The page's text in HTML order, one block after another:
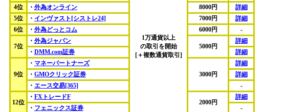
1万通貨以上
の取引を開始
[＋複数通貨取引]
4位
・ 外為オンライン 8000円
詳細
5位
・ インヴァスト[シストレ24] 7000円
詳細
6位
・ 外為どっとコム 6000円 -
7位
・ 外為ジャパン
5000円
詳細
・ DMM.com証券 詳細
9位
・ マネーパートナーズ
3000円
詳細
・ GMOクリック証券
詳細
・ エース交易[365] -
12位
・ FXトレードF
2000円
詳細
・ フェニックス証券
-